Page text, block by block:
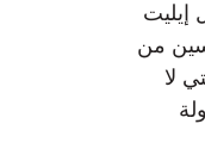
إيليت
من
لا